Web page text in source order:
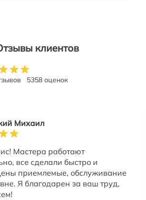
клиентов
5358 оценок
Михаил
Мастера работают
все сделали быстро и
приемлемые, обслуживание
Я благодарен за ваш труд,